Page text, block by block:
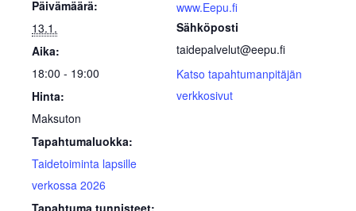
Päivämäärä:
13.1.
Aika:
18:00 - 19:00
Hinta:
Maksuton
Tapahtumaluokka:
Taidetoiminta lapsille
verkossa 2026
www.Eepu.fi
Sähköposti
taidepalvelut@eepu.fi
Katso tapahtumanpitäjän
verkkosivut